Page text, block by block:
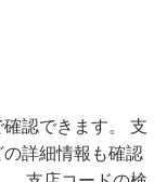
認できます。 支
詳細情報も確認